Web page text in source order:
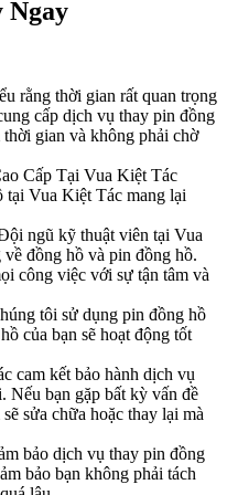
Ngay
rằng thời gian rất quan trọng
cấp dịch vụ thay pin đồng
gian và không phải chờ
Cấp Tại Vua Kiệt Tác
Vua Kiệt Tác mang lại
ngũ kỹ thuật viên tại Vua
đồng hồ và pin đồng hồ.
công việc với sự tận tâm và
tôi sử dụng pin đồng hồ
của bạn sẽ hoạt động tốt
cam kết bảo hành dịch vụ
Nếu bạn gặp bất kỳ vấn đề
sửa chữa hoặc thay lại mà
bảo dịch vụ thay pin đồng
bảo bạn không phải tách